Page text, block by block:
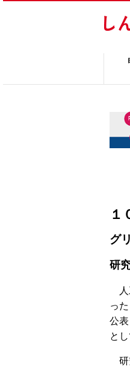
１
グ
研
人
っ
公
と
研